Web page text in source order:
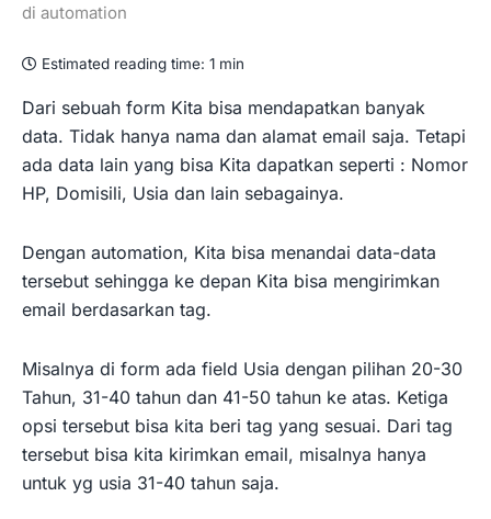
di automation
Estimated reading time: 1 min
Dari sebuah form Kita bisa mendapatkan banyak
data. Tidak hanya nama dan alamat email saja. Tetapi
ada data lain yang bisa Kita dapatkan seperti : Nomor
HP, Domisili, Usia dan lain sebagainya.
Dengan automation, Kita bisa menandai data-data
tersebut sehingga ke depan Kita bisa mengirimkan
email berdasarkan tag.
Misalnya di form ada field Usia dengan pilihan 20-30
Tahun, 31-40 tahun dan 41-50 tahun ke atas. Ketiga
opsi tersebut bisa kita beri tag yang sesuai. Dari tag
tersebut bisa kita kirimkan email, misalnya hanya
untuk yg usia 31-40 tahun saja.